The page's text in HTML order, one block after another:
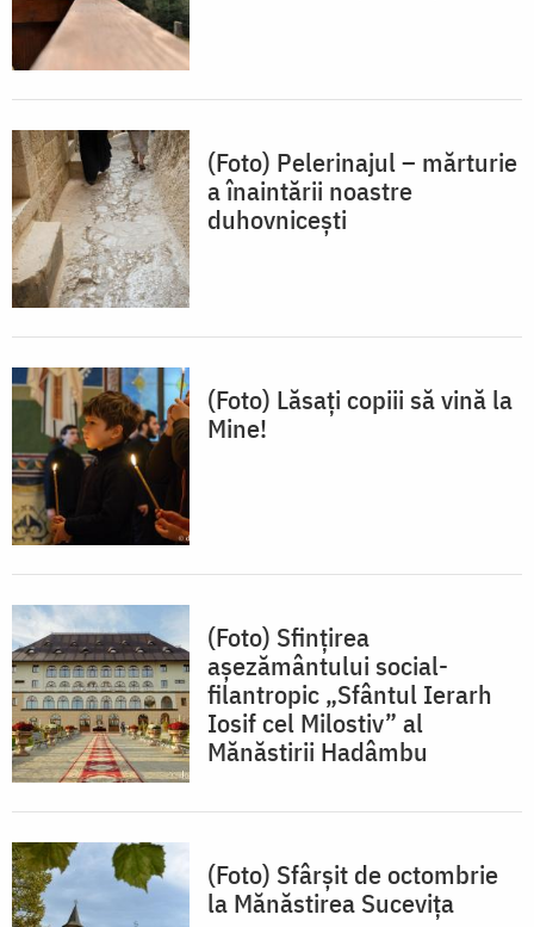
(Foto) Pelerinajul – mărturie
a înaintării noastre
duhovnicești
(Foto) Lăsaţi copiii să vină la
Mine!
(Foto) Sfințirea
așezământului social-
filantropic „Sfântul Ierarh
Iosif cel Milostiv” al
Mănăstirii Hadâmbu
(Foto) Sfârșit de octombrie
la Mănăstirea Sucevița